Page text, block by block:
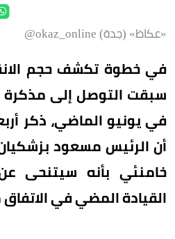
«عكاظ» (جدة) okaz_online@
في خطوة تكشف حجم
سبقت التوصل إلى
في يونيو الماضي، ذكر
أن الرئيس مسعود
خامنئي بأنه سيتنحى
القيادة المضي في الاتفاق